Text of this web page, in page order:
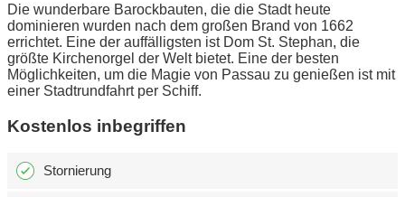
Die wunderbare Barockbauten, die die Stadt heute
dominieren wurden nach dem großen Brand von 1662
errichtet. Eine der auffälligsten ist Dom St. Stephan, die
größte Kirchenorgel der Welt bietet. Eine der besten
Möglichkeiten, um die Magie von Passau zu genießen ist mit
einer Stadtrundfahrt per Schiff.
Kostenlos inbegriffen
Stornierung